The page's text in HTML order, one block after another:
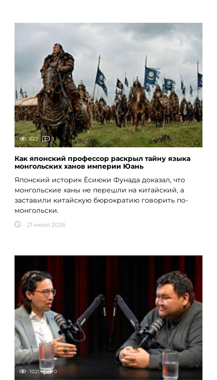
622 1
Как японский профессор раскрыл тайну языка
монгольских ханов империи Юань
Японский историк Ёсиюки Фунада доказал, что
монгольские ханы не перешли на китайский, а
заставили китайскую бюрократию говорить по-
монгольски.
21 июня 2026
1021 0